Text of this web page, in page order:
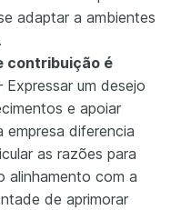
adaptar a ambientes
contribuição é
Expressar um desejo
e apoiar
diferencia
as razões para
alinhamento com a
de aprimorar